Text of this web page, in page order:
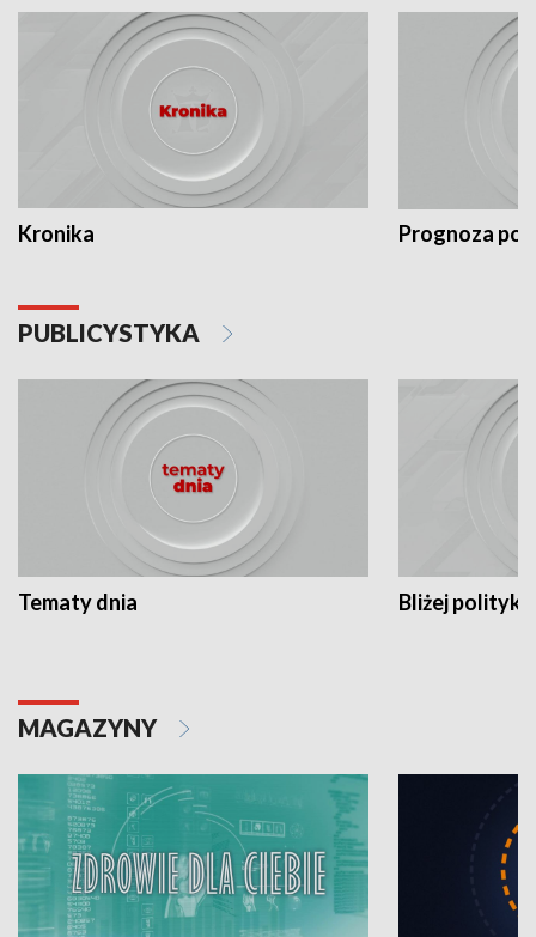
Kronika Prognoza
PUBLICYSTYKA
Tematy dnia Bliżej polityki
MAGAZYNY